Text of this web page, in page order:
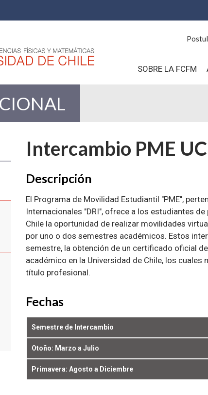
SOBRE LA FCFM
Intercambio PME
Descripción
El Programa de Movilidad Estudiantil "PME",
Internacionales "DRI", ofrece a los estudiantes
Chile la oportunidad de realizar movilidades
por uno o dos semestres académicos. Estos
semestre, la obtención de un certificado oficial
académico en la Universidad de Chile, los cuales
título profesional.
Fechas
Semestre de Intercambio
Otoño: Marzo a Julio
Primavera: Agosto a Diciembre